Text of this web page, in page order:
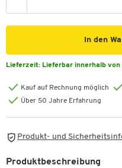
In den
Lieferzeit: Lieferbar innerhalb von
Kauf auf Rechnung möglich
Über 50 Jahre Erfahrung
Produkt- und
Produktbeschreibung